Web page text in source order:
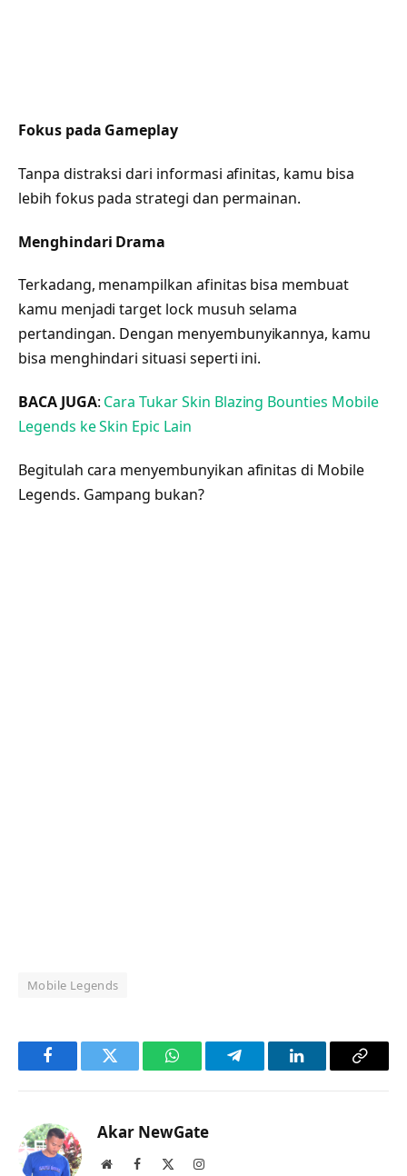
Fokus pada Gameplay
Tanpa distraksi dari informasi afinitas, kamu bisa
lebih fokus pada strategi dan permainan.
Menghindari Drama
Terkadang, menampilkan afinitas bisa membuat
kamu menjadi target lock musuh selama
pertandingan. Dengan menyembunyikannya, kamu
bisa menghindari situasi seperti ini.
BACA JUGA: Cara Tukar Skin Blazing Bounties Mobile
Legends ke Skin Epic Lain
Begitulah cara menyembunyikan afinitas di Mobile
Legends. Gampang bukan?
Mobile Legends
FacebookTwitter WhatsAppTelegramLinkedInCopy
Akar NewGate
WebsiteFacebook Instagram